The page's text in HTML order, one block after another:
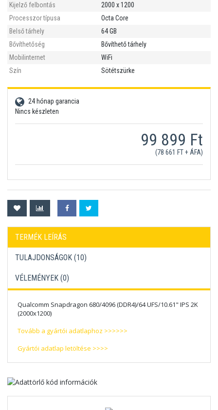
Kijelző felbontás
2000 x 1200
Processzor típusa
Octa Core
Belső tárhely
64 GB
Bővíthetőség
Bővíthető tárhely
Mobilinternet
WiFi
Szín
Sötétszürke
24 hónap garancia
Nincs készleten
99 899 Ft
(78 661 FT + ÁFA)
TERMÉK LEÍRÁS
TULAJDONSÁGOK (10)
VÉLEMÉNYEK (0)
Qualcomm Snapdragon 680/4096 (DDR4)/64 UFS/10.61" IPS 2K
(2000x1200)
Tovább a gyártói adatlaphoz >>>>>>
Gyártói adatlap letöltése >>>>